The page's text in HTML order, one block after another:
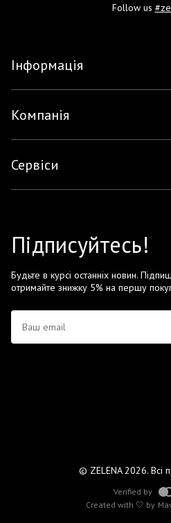
Follow us
Інформація
Компанія
Сервіси
Підписуйтесь!
Будьте в курсі останніх новин.
отримайте знижку 5% на першу
© ZELENA 2026. Всі
Created with 🤍 by
Verified by